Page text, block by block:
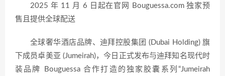
2025 年 11 月 6 日起在官网 Bouguessa.com 独家预
售且提供全球配送
全球奢华酒店品牌、迪拜控股集团 (Dubai Holding) 旗
下成员卓美亚 (Jumeirah)，今日正式发布与迪拜知名现代时
装品牌 Bouguessa 合作打造的独家胶囊系列“Jumeirah